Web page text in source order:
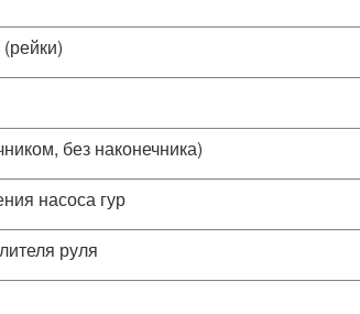
без наконечника)
насоса гур
руля